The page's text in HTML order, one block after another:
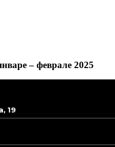
– феврале 2025
19